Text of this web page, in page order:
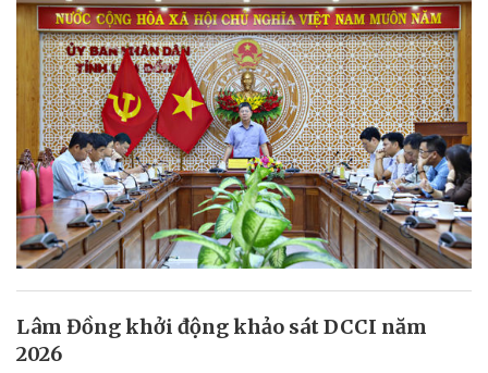
Lâm Đồng khởi động khảo sát DCCI năm
2026